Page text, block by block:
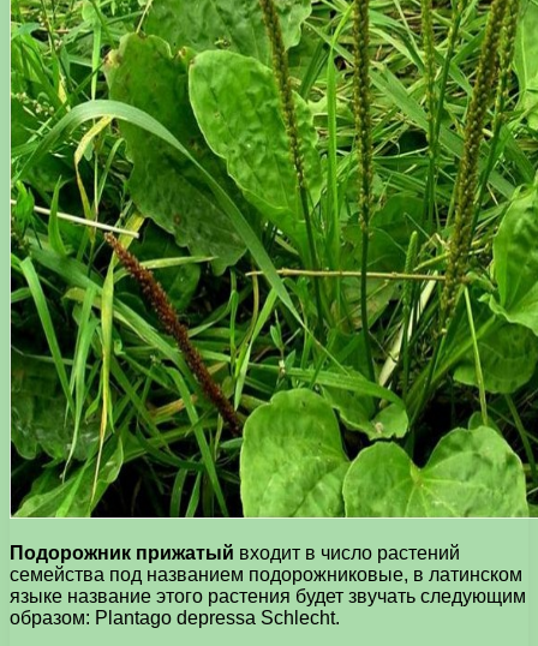
Подорожник прижатый входит в число растений
семейства под названием подорожниковые, в латинском
языке название этого растения будет звучать следующим
образом: Plantago depressa Schlecht.